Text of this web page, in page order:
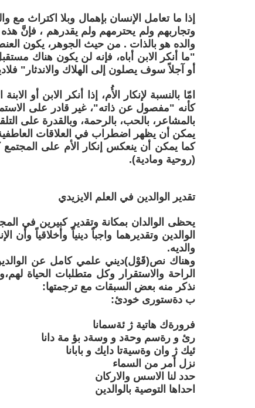
إذا ما تعامل الإنسان بإهمال وبلا اكتراث
وتجاربهم ولم يحترمهم ولم يقدرهم ، فإنَّ
والده هو بالذات . من حيث الجوهر، يكون
"ما أنكر الابن أباه، فإنه لن يكون هناك
أو آجلاً سوف يصلون إلى الهلاك والاندثار"
امّا بالنسبة لإنكار الأُم، إذا أنكر الابن
كأنه "مفصول عن ذاته"، غير قادر على
بالمشاعر، بالحب، بالرحمة، وبالقدرة على
يمكن أن يظهر اضطراب في العلاقات
كما يمكن أن ينعكس إنكار الأم على
(روحية ومادية).
تقدير الوالدين في العلم الايزيدي
يحظى الوالدان بمكانة وتقدير كبيرين في
الوالدين وتقديرهما واجباً دينياً وأخلاقياً
والديه.
وهناك نص(قَوْل)ديني علمي كامل عن
الراحة والاستقرار وكل متطلبات الحياة
نذكر منه بعض السبقات مع ترجمتها:
ب دةستورى خودئ:
فرورةك هاتية ژ ئةسمانا
رئ و رةسم وحةد و وسةد بؤ مة دانا
ئيك ژ وان وةسيةتا دايك و بابانا
نزل أمر من السماء
حدد لنا الاسس والاركان
احداها التوصية بالوالدين